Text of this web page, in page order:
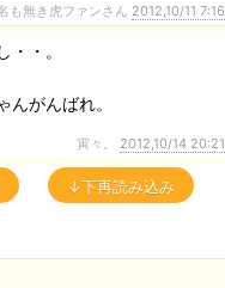
も無き虎ファンさん 2012,10/11 7:16
・。
がんばれ。
寅々。 2012,10/14 20:21
↓下再読み込み